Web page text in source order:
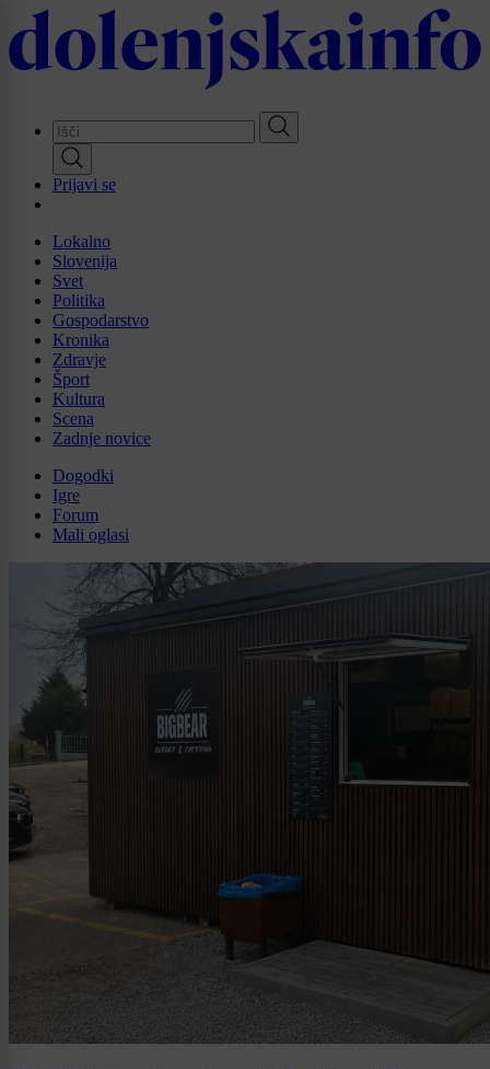
Skip
to
main
Prijavi se
Lokalno
Slovenija
Svet
Politika
Gospodarstvo
Kronika
Zdravje
Šport
Kultura
Scena
Zadnje novice
Dogodki
Igre
Forum
Mali oglasi